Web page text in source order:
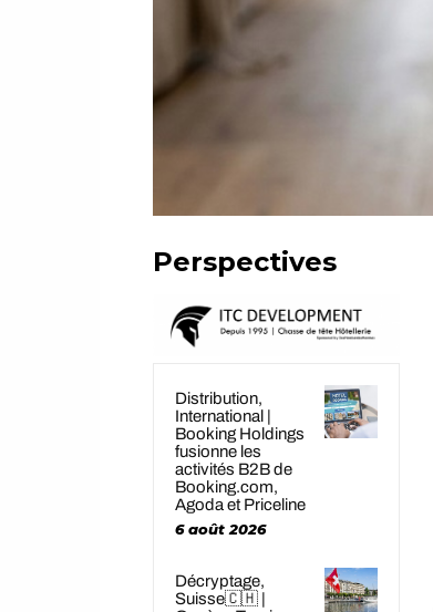
Perspectives
Distribution,
International |
Booking Holdings
fusionne les
activités B2B de
Booking.com,
Agoda et Priceline
6 août 2026
Décryptage,
Suisse🇨🇭 |